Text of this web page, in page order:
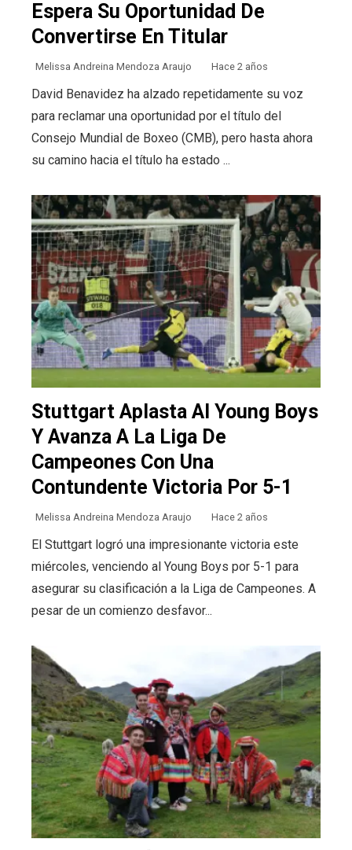
Espera Su Oportunidad De
Convertirse En Titular
Melissa Andreina Mendoza Araujo Hace 2 años
David Benavidez ha alzado repetidamente su voz
para reclamar una oportunidad por el título del
Consejo Mundial de Boxeo (CMB), pero hasta ahora
su camino hacia el título ha estado ...
Stuttgart Aplasta Al Young Boys
Y Avanza A La Liga De
Campeones Con Una
Contundente Victoria Por 5-1
Melissa Andreina Mendoza Araujo Hace 2 años
El Stuttgart logró una impresionante victoria este
miércoles, venciendo al Young Boys por 5-1 para
asegurar su clasificación a la Liga de Campeones. A
pesar de un comienzo desfavor...